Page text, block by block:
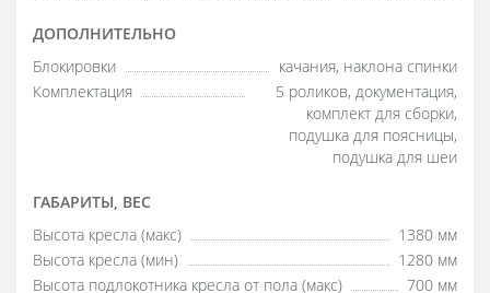
ДОПОЛНИТЕЛЬНО
Блокировки
качания, наклона спинки
Комплектация
5 роликов, документация,
комплект для сборки,
подушка для поясницы,
подушка для шеи
ГАБАРИТЫ, ВЕС
Высота кресла (макс)
1380 мм
Высота кресла (мин)
1280 мм
Высота подлокотника кресла от пола (макс)
700 мм